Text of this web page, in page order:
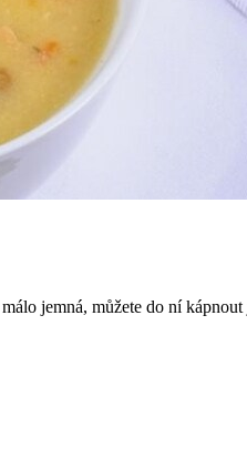
jemná, můžete do ní kápnout